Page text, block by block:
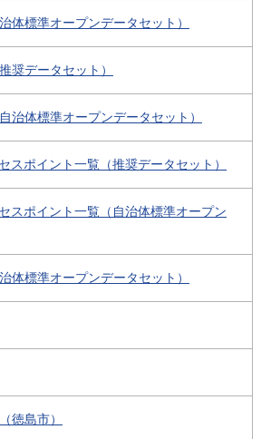
体標準オープンデータセット）
奨データセット）
治体標準オープンデータセット）
スポイント一覧（推奨データセット）
スポイント一覧（自治体標準オープン
体標準オープンデータセット）
徳島市）